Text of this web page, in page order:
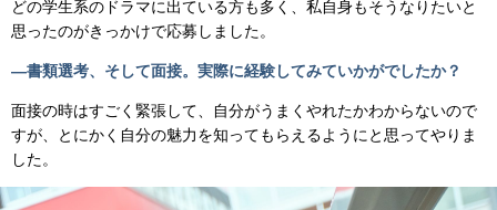
どの学生系のドラマに出ている方も多く、私自身もそうなりたいと
思ったのがきっかけで応募しました。
―書類選考、そして面接。実際に経験してみていかがでしたか？
面接の時はすごく緊張して、自分がうまくやれたかわからないので
すが、とにかく自分の魅力を知ってもらえるようにと思ってやりま
した。